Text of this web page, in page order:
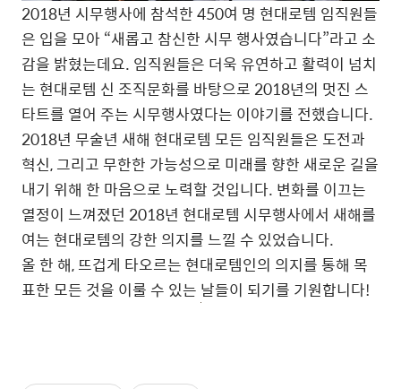
2018년 시무행사에 참석한 450여 명 현대로템 임직원들
은 입을 모아 “새롭고 참신한 시무 행사였습니다”라고 소
감을 밝혔는데요. 임직원들은 더욱 유연하고 활력이 넘치
는 현대로템 신 조직문화를 바탕으로 2018년의 멋진 스
타트를 열어 주는 시무행사였다는 이야기를 전했습니다.
2018년 무술년 새해 현대로템 모든 임직원들은 도전과
혁신, 그리고 무한한 가능성으로 미래를 향한 새로운 길을
내기 위해 한 마음으로 노력할 것입니다. 변화를 이끄는
열정이 느껴졌던 2018년 현대로템 시무행사에서 새해를
여는 현대로템의 강한 의지를 느낄 수 있었습니다.
올 한 해, 뜨겁게 타오르는 현대로템인의 의지를 통해 목
표한 모든 것을 이룰 수 있는 날들이 되기를 기원합니다!